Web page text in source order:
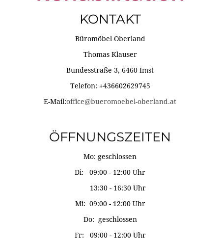
KONTAKT
Büromöbel Oberland
Thomas Klauser
Bundesstraße 3, 6460 Imst
Telefon: +436602629745
E-Mail:office@bueromoebel-oberland.at
ÖFFNUNGSZEITEN
Mo: geschlossen
Di: 09:00 - 12:00 Uhr
13:30 - 16:30 Uhr
Mi: 09:00 - 12:00 Uhr
Do: geschlossen
Fr: 09:00 - 12:00 Uhr